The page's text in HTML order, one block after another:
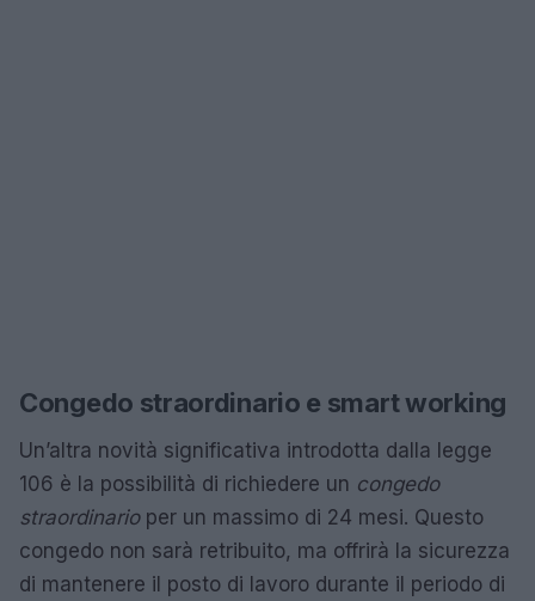
Congedo straordinario e smart working
Un’altra novità significativa introdotta dalla legge
106 è la possibilità di richiedere un congedo
straordinarioper un massimo di 24 mesi. Questo
congedo non sarà retribuito, ma offrirà la sicurezza
di mantenere il posto di lavoro durante il periodo di